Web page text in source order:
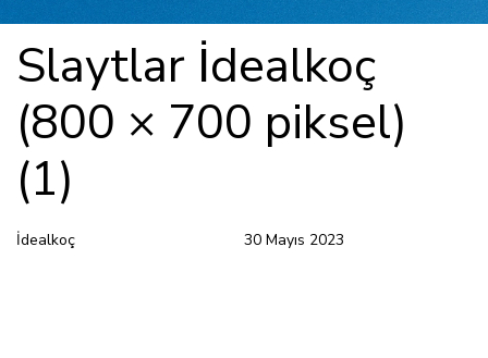
Slaytlar İdealkoç
(800 × 700 piksel)
(1)
İdealkoç 30 Mayıs 2023